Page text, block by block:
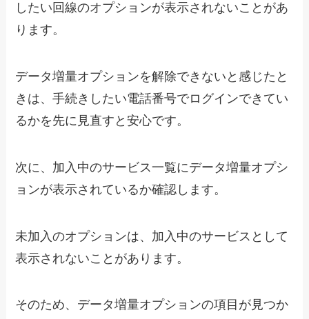
したい回線のオプションが表示されないことがあ
ります。
データ増量オプションを解除できないと感じたと
きは、手続きしたい電話番号でログインできてい
るかを先に見直すと安心です。
次に、加入中のサービス一覧にデータ増量オプシ
ョンが表示されているか確認します。
未加入のオプションは、加入中のサービスとして
表示されないことがあります。
そのため、データ増量オプションの項目が見つか